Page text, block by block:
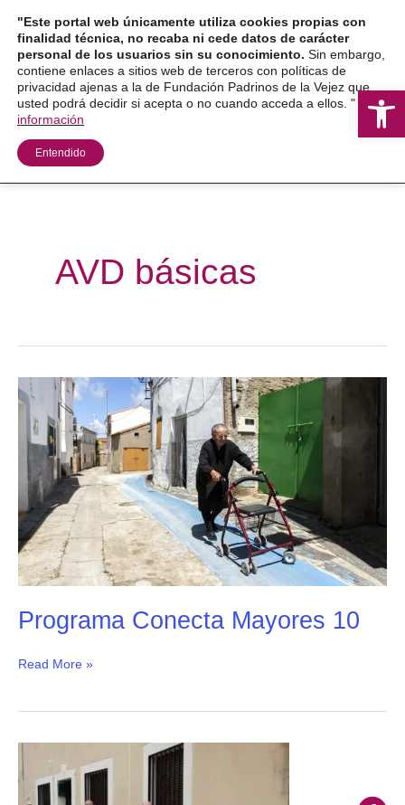
contenido
AVD básicas
Programa Conecta Mayores 10
Programa
Conecta
Mayores
Read More »
Conecta
Mayores
"Este portal web únicamente utiliza cookies propias con
finalidad técnica, no recaba ni cede datos de carácter
personal de los usuarios sin su conocimiento. Sin embargo,
contiene enlaces a sitios web de terceros con políticas de
privacidad ajenas a la de Fundación Padrinos de la Vejez que
usted podrá decidir si acepta o no cuando acceda a ellos. "
Más
información
Entendido